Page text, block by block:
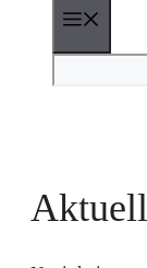
Suchen